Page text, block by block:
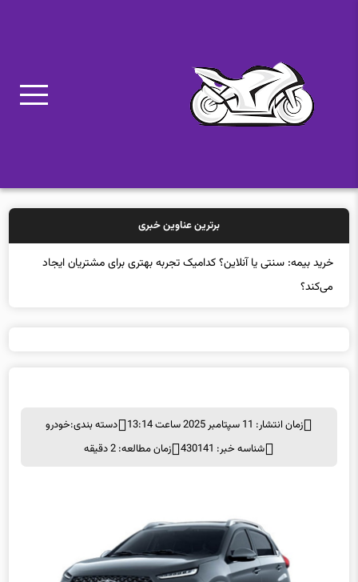
برترین عناوین خبری
خرید بیمه: سنتی یا آنلاین؟ کدامیک تجربه بهتری برای مشتریان ایجاد
می‌کند؟
زمان انتشار: 11 سپتامبر 2025 ساعت 13:14 دسته بندی:خودرو
شناسه خبر: 430141
زمان مطالعه: 2 دقیقه